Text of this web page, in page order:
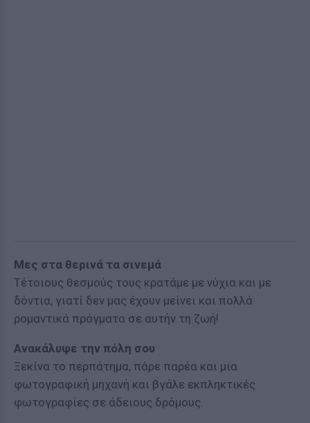
Μες στα θερινά τα σινεμά
Τέτοιους θεσμούς τους κρατάμε με νύχια και με
δόντια, γιατί δεν μας έχουν μείνει και πολλά
ρομαντικά πράγματα σε αυτήν τη ζωή!
Ανακάλυψε την πόλη σου
Ξεκίνα το περπάτημα, πάρε παρέα και μια
φωτογραφική μηχανή και βγάλε εκπληκτικές
φωτογραφίες σε άδειους δρόμους.